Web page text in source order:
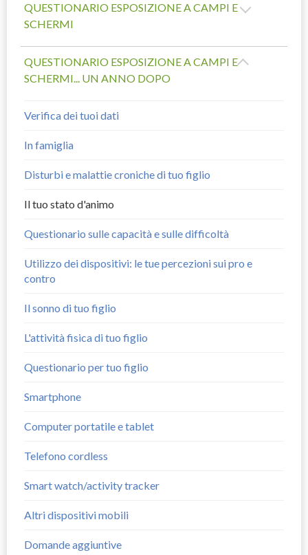
QUESTIONARIO ESPOSIZIONE A CAMPI E
SCHERMI
QUESTIONARIO ESPOSIZIONE A CAMPI E
SCHERMI... UN ANNO DOPO
Verifica dei tuoi dati
In famiglia
Disturbi e malattie croniche di tuo figlio
Il tuo stato d'animo
Questionario sulle capacità e sulle difficoltà
Utilizzo dei dispositivi: le tue percezioni sui pro e
contro
Il sonno di tuo figlio
L'attività fisica di tuo figlio
Questionario per tuo figlio
Smartphone
Computer portatile e tablet
Telefono cordless
Smart watch/activity tracker
Altri dispositivi mobili
Domande aggiuntive